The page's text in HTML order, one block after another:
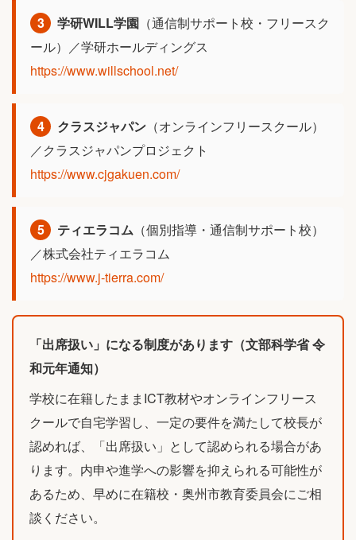
3 学研WILL学園 （通信制サポート校・フリースク
ール）／学研ホールディングス
https://www.willschool.net/
4 クラスジャパン （オンラインフリースクール）
／クラスジャパンプロジェクト
https://www.cjgakuen.com/
5 ティエラコム （個別指導・通信制サポート校）
／株式会社ティエラコム
https://www.j-tierra.com/
「出席扱い」になる制度があります（文部科学省 令
和元年通知）
学校に在籍したままICT教材やオンラインフリース
クールで自宅学習し、一定の要件を満たして校長が
認めれば、「出席扱い」として認められる場合があ
ります。内申や進学への影響を抑えられる可能性が
あるため、早めに在籍校・奥州市教育委員会にご相
談ください。